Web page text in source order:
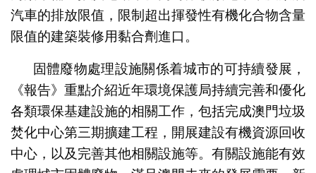
汽車的排放限值，限制超出揮發性有機化合物含量
限值的建築裝修用黏合劑進口。
固體廢物處理設施關係着城市的可持續發展，
《報告》重點介紹近年環境保護局持續完善和優化
各類環保基建設施的相關工作，包括完成澳門垃圾
焚化中心第三期擴建工程，開展建設有機資源回收
中心，以及完善其他相關設施等。有關設施能有效